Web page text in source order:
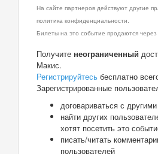
На сайте партнеров действуют другие
политика конфиденциальности.
Билеты на это событие продаются через
Получите неограниченный
Макис.
Регистрируйтесь бесплатно
Зарегистрированные
договариваться с
найти других
хотят посетить это
писать/читать
пользователей